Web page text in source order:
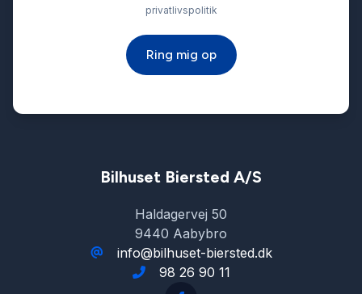
fjernbetjent centrallås
håndfri til mobil
privatlivspolitik
Ring mig op
Bilhuset Biersted A/S
Haldagervej 50
9440 Aabybro
info@bilhuset-biersted.dk
98 26 90 11